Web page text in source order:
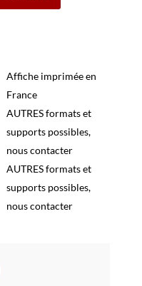
Affiche imprimée en
France
AUTRES formats et
supports possibles,
nous contacter
AUTRES formats et
supports possibles,
nous contacter